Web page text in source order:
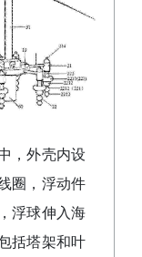
，外壳内设
圈，浮动件
浮球伸入海
括塔架和叶